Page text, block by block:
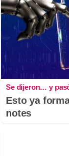
Se dijeron… y
Esto ya
notes